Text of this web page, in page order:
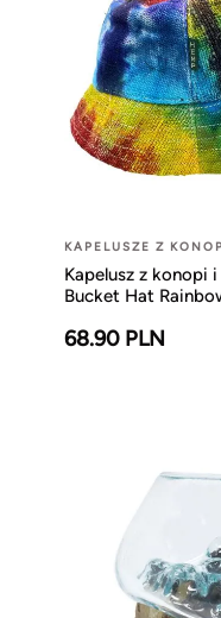
KAPELUSZE Z
Kapelusz z konopi
Bucket Hat
68.90 PLN